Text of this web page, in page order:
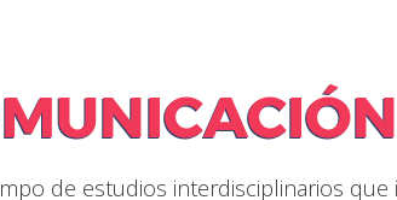
de estudios interdisciplinarios